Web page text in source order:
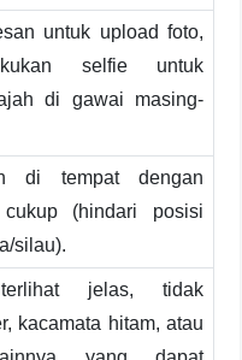
untuk upload foto,
selfie untuk
di gawai masing-
di tempat dengan
(hindari posisi
silau).
jelas, tidak
kacamata hitam, atau